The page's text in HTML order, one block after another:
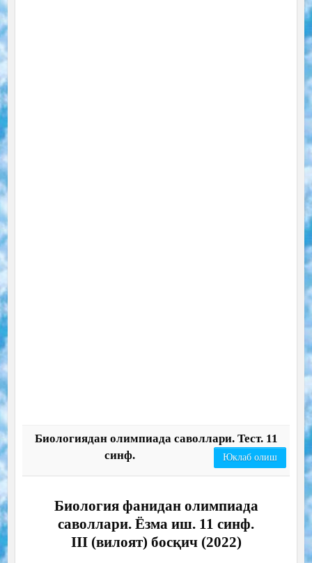
Биологиядан олимпиада саволлари. Тест. 11
синф.
Юклаб олиш
Биология фанидан олимпиада
саволлари. Ёзма иш. 11 синф.
III (вилоят) босқич (2022)